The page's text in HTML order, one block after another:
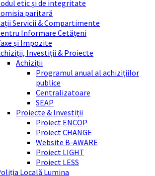
etic și de integritate
paritară
Servicii & Compartimente
Informare Cetățeni
și Impozite
Investiții & Proiecte
Achiziții
Programul anual al achizițiilor
publice
Centralizatoare
SEAP
Proiecte & Investiții
Proiect ENCOP
Proiect CHANGE
Website B-AWARE
Proiect LIGHT
Proiect LESS
Locală Lumina